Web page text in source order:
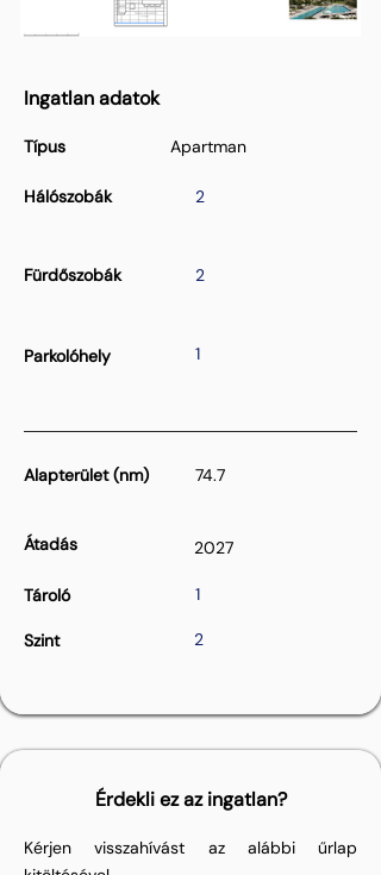
Ingatlan adatok
Típus
Hálószobák
Apartman
2
Fürdőszobák 2
Parkolóhely 1
Alapterület (nm) 74.7
Átadás 2027
Tároló 1
Szint 2
Érdekli ez az ingatlan?
Kérjen visszahívást az alábbi űrlap